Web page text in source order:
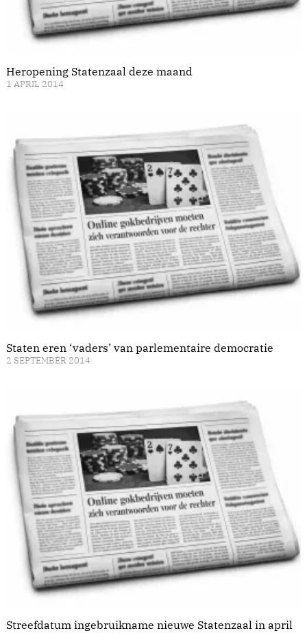
Heropening Statenzaal deze maand
1 APRIL 2014
Staten eren ‘vaders’ van parlementaire democratie
2 SEPTEMBER 2014
Streefdatum ingebruikname nieuwe Statenzaal in april